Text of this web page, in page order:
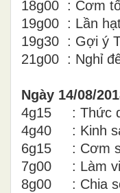
18g00 : Cơm
19g00 : Lần
19g30 : Gợi ý
21g00 : Nghỉ
Ngày 14/08/
4g15 : Thức
4g40 : Kinh
6g15 : Cơm
7g00 : Làm
8g00 : Chia